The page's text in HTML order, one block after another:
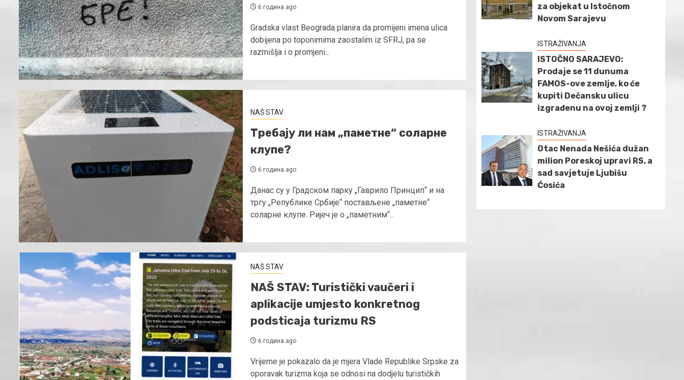
6 година ago
Gradska vlast Beograda planira da promijeni imena ulica
dobijena po toponimima zaostalim iz SFRJ, pa se
razmišlja i o promjeni...
NAŠ STAV
Требају ли нам „паметне“ соларне
клупе?
6 година ago
Данас су у Градском парку „Гаврило Принцип“ и на
тргу „Републике Србије“ постављене „паметне“
соларне клупе. Ријеч је о „паметним“...
NAŠ STAV
NAŠ STAV: Turistički vaučeri i
aplikacije umjesto konkretnog
podsticaja turizmu RS
6 година ago
Vrijeme je pokazalo da je mjera Vlade Republike Srpske za
oporavak turizma koja se odnosi na dodjelu turističkih
za objekat u Istočnom
Novom Sarajevu
ISTRAŽIVANJA
ISTOČNO SARAJEVO:
Prodaje se 11 dunuma
FAMOS-ove zemlje, ko će
kupiti Dečansku ulicu
izgrađenu na ovoj zemlji ?
ISTRAŽIVANJA
Otac Nenada Nešića dužan
milion Poreskoj upravi RS, a
sad savjetuje Ljubišu
Ćosića